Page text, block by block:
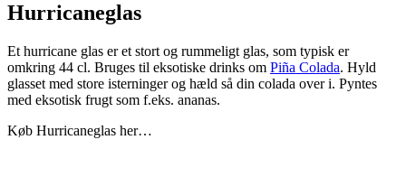
Hurricaneglas
Et hurricane glas er et stort og rummeligt glas, som typisk er
omkring 44 cl. Bruges til eksotiske drinks om Piña Colada. Hyld
glasset med store isterninger og hæld så din colada over i. Pyntes
med eksotisk frugt som f.eks. ananas.
Køb Hurricaneglas her…